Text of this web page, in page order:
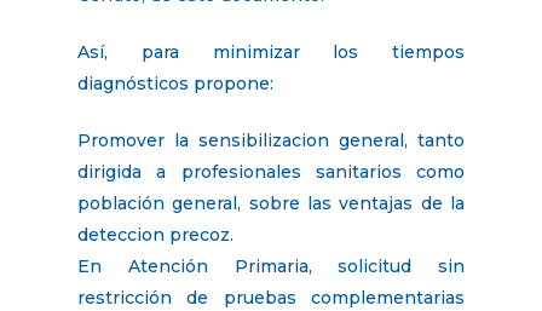
Así, para minimizar los tiempos
diagnósticos propone:
Promover la sensibilizacion general, tanto
dirigida a profesionales sanitarios como
población general, sobre las ventajas de la
deteccion precoz.
En Atención Primaria, solicitud sin
restricción de pruebas complementarias